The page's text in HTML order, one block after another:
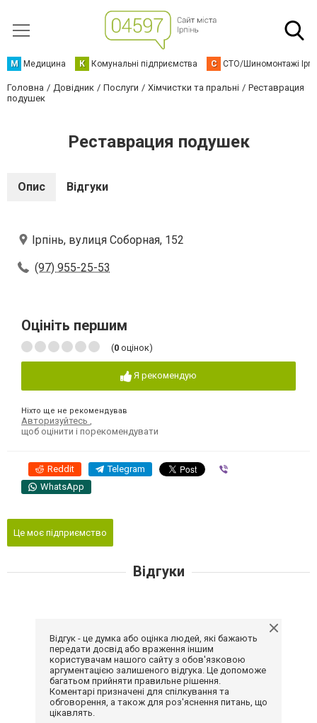
М Медицина К Комунальні підприємства С СТО/Шиномонтажі
Головна Довідник Послуги Хімчистки та пральні
Реставрация
подушек
Реставрация подушек
Опис Відгуки
Ірпінь, вулиця Соборная, 152
(97) 955-25-53
Оцініть першим
(0 оцінок)
Я рекомендую
Ніхто ще не рекомендував
Авторизуйтесь
щоб оцінити і порекомендувати
Reddit Telegram
WhatsApp
Це моє підприємство
Відгуки
Відгук - це думка або оцінка людей, які бажають
передати досвід або враження іншим
користувачам нашого сайту з обов'язковою
аргументацією залишеного відгука. Це допоможе
багатьом прийняти правильне рішення.
Коментарі призначені для спілкування та
обговорення, а також для роз'яснення питань, що
цікавлять.